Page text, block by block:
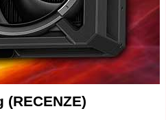
(RECENZE)